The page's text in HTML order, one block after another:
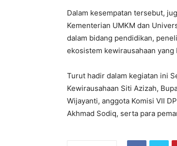
Dalam kesempatan tersebut,
Kementerian UMKM dan
dalam bidang pendidikan,
ekosistem kewirausahaan
Turut hadir dalam kegiatan ini
Kewirausahaan Siti Azizah,
Wijayanti, anggota Komisi VII
Akhmad Sodiq, serta para